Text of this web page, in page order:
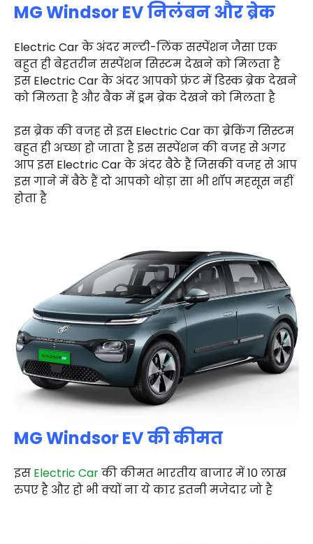
MG Windsor EV निलंबन और ब्रेक
Electric Car के अंदर मल्टी-लिंक सस्पेंशन जैसा एक
बहुत ही बेहतरीन सस्पेंशन सिस्टम देखने को मिलता है
इस Electric Car के अंदर आपको फ्रंट में डिस्क ब्रेक देखने
को मिलता है और बैक में ड्रम ब्रेक देखने को मिलता है
इस ब्रेक की वजह से इस Electric Car का ब्रेकिंग सिस्टम
बहुत ही अच्छा हो जाता है इस सस्पेंशन की वजह से अगर
आप इस Electric Car के अंदर बैठे हैं जिसकी वजह से आप
इस गाने में बैठे हैं दो आपको थोड़ा सा भी शॉप महसूस नहीं
होता है
MG Windsor EV की कीमत
इस Electric Carकी कीमत भारतीय बाजार में 10 लाख
रुपए है और हो भी क्यों ना ये कार इतनी मजेदार जो है